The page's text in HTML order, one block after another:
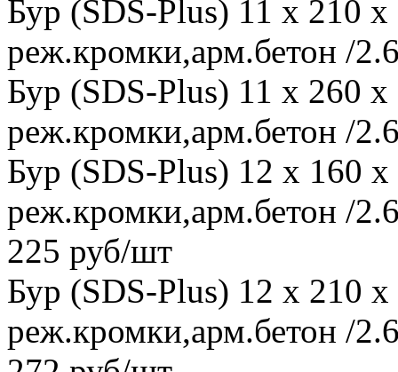
Бур (SDS-Plus) 11 x 210
реж.кромки,арм.бетон /
Бур (SDS-Plus) 11 x 260
реж.кромки,арм.бетон /
Бур (SDS-Plus) 12 x 160
реж.кромки,арм.бетон /
225 руб/шт
Бур (SDS-Plus) 12 x 210
реж.кромки,арм.бетон /